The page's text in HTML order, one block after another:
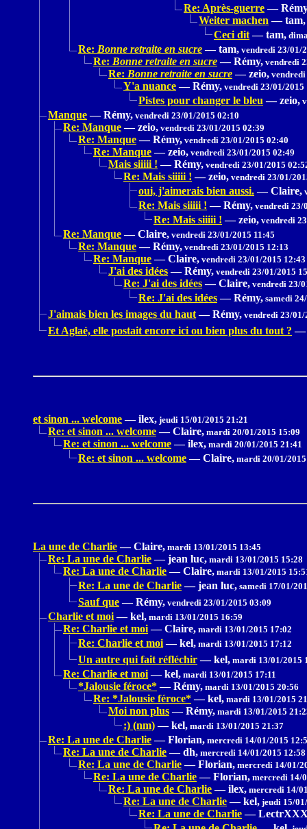
Re: Après-guerre —
Weiter machen — tam,
Ceci dit — tam,
Re: Bonne retraite en sucre — tam, vendredi 23/01/
Re: Bonne retraite en sucre — Rémy, vendredi
Re: Bonne retraite en sucre — zeio,
Y'a nuance — Rémy, vendredi 23/01/2015
Pistes pour changer le bleu — zeio,
Manque — Rémy, vendredi 23/01/2015 02:10
Re: Manque — zeio, vendredi 23/01/2015 02:39
Re: Manque — Rémy, vendredi 23/01/2015 02:40
Re: Manque — zeio, vendredi 23/01/2015 02:49
Mais siiiii ! — Rémy, vendredi 23/01/2015
Re: Mais siiiii ! — zeio, vendredi 23/01/
oui, j'aimerais bien aussi. — Claire,
Re: Mais siiiii ! — Rémy, vendredi 23/
Re: Mais siiiii ! — zeio, vendredi
Re: Manque — Claire, vendredi 23/01/2015 11:45
Re: Manque — Rémy, vendredi 23/01/2015 12:13
Re: Manque — Claire, vendredi 23/01/2015 12:43
J'ai des idées — Rémy, vendredi 23/01/2015
Re: J'ai des idées — Claire, vendredi 23/
Re: J'ai des idées — Rémy, samedi
J'aimais bien les images du haut — Rémy, vendredi 23/01/
Et Aglaé, elle postait encore ici ou bien plus du tout ? —
et sinon ... welcome — ilex, jeudi 15/01/2015 21:21
Re: et sinon ... welcome — Claire, mardi 20/01/2015 15:09
Re: et sinon ... welcome — ilex, mardi 20/01/2015 21:41
Re: et sinon ... welcome — Claire, mardi 20/01/
La une de Charlie — Claire, mardi 13/01/2015 13:45
Re: La une de Charlie — jean luc, mardi 13/01/2015 15:28
Re: La une de Charlie — Claire, mardi 13/01/2015
Re: La une de Charlie — jean luc, samedi 17/01/
Sauf que — Rémy, vendredi 23/01/2015 03:09
Charlie et moi — kel, mardi 13/01/2015 16:59
Re: Charlie et moi — Claire, mardi 13/01/2015 17:02
Re: Charlie et moi — kel, mardi 13/01/2015 17:12
Un autre qui fait réfléchir — kel, mardi 13/01/2015
Re: Charlie et moi — kel, mardi 13/01/2015 17:11
*Jalousie féroce* — Rémy, mardi 13/01/2015 20:56
Re: *Jalousie féroce* — kel, mardi 13/01/2015
Moi non plus — Rémy, mardi 13/01/2015
:) (nm) — kel, mardi 13/01/2015 21:37
Re: La une de Charlie — Florian, mercredi 14/01/2015
Re: La une de Charlie — dh, mercredi 14/01/2015 12:58
Re: La une de Charlie — Florian, mercredi 14/01/
Re: La une de Charlie — Florian, mercredi 14/
Re: La une de Charlie — ilex, mercredi 14/
Re: La une de Charlie — kel, jeudi 15/
Re: La une de Charlie —